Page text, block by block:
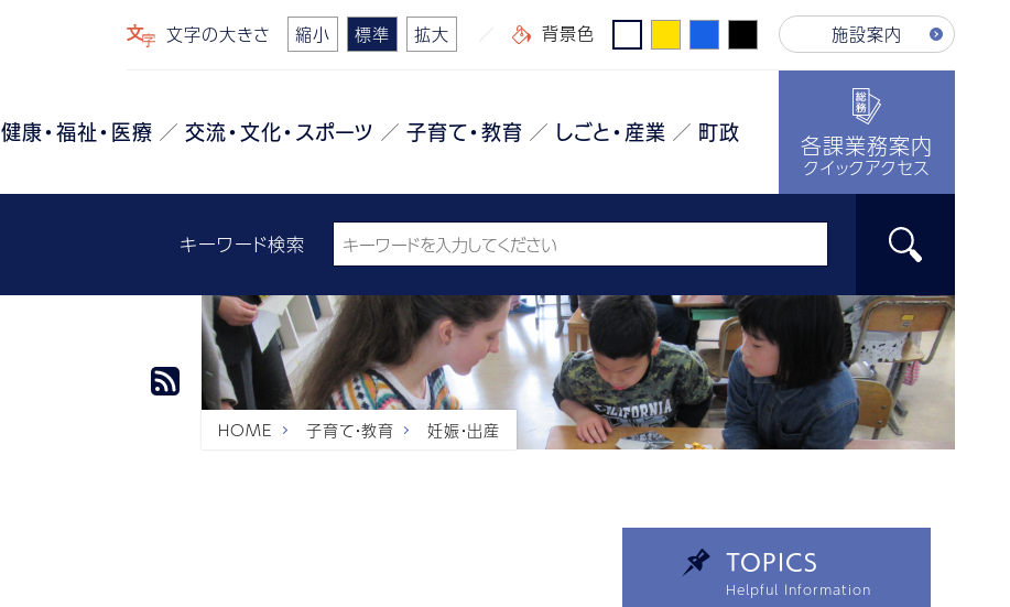
文字の大きさ 縮小 標準 拡大 背景色 施設案内
健康・福祉・医療 交流・文化・スポーツ 子育て・教育 しごと・産業 町政 各課業務案内
クイックアクセス
キーワード検索
HOME 子育て・教育 妊娠・出産
TOPICS